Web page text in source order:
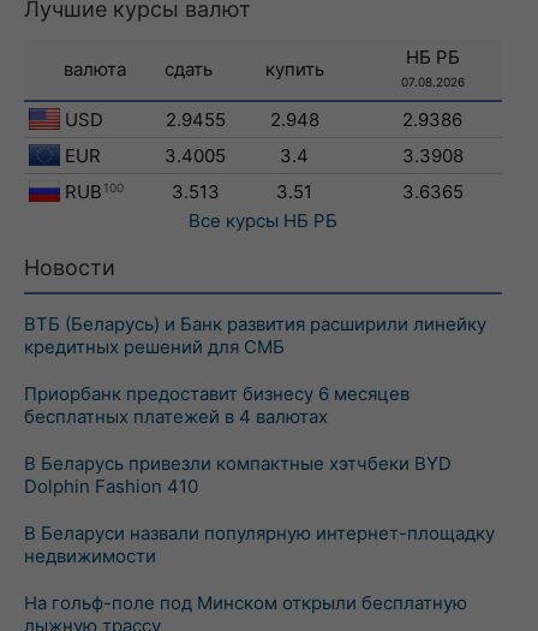
Лучшие курсы валют
валюта сдать купить
НБ РБ
07.08.2026
USD 2.9455 2.948
2.9386
EUR
3.4005 3.4
3.3908
RUB 100 3.513 3.51
3.6365
Все курсы НБ РБ
Новости
ВТБ (Беларусь) и Банк развития расширили линейку
кредитных решений для СМБ
Приорбанк предоставит бизнесу 6 месяцев
бесплатных платежей в 4 валютах
В Беларусь привезли компактные хэтчбеки BYD
Dolphin Fashion 410
В Беларуси назвали популярную интернет-площадку
недвижимости
На гольф-поле под Минском открыли бесплатную
лыжную трассу